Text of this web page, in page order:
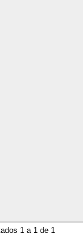
1 a 1 de 1